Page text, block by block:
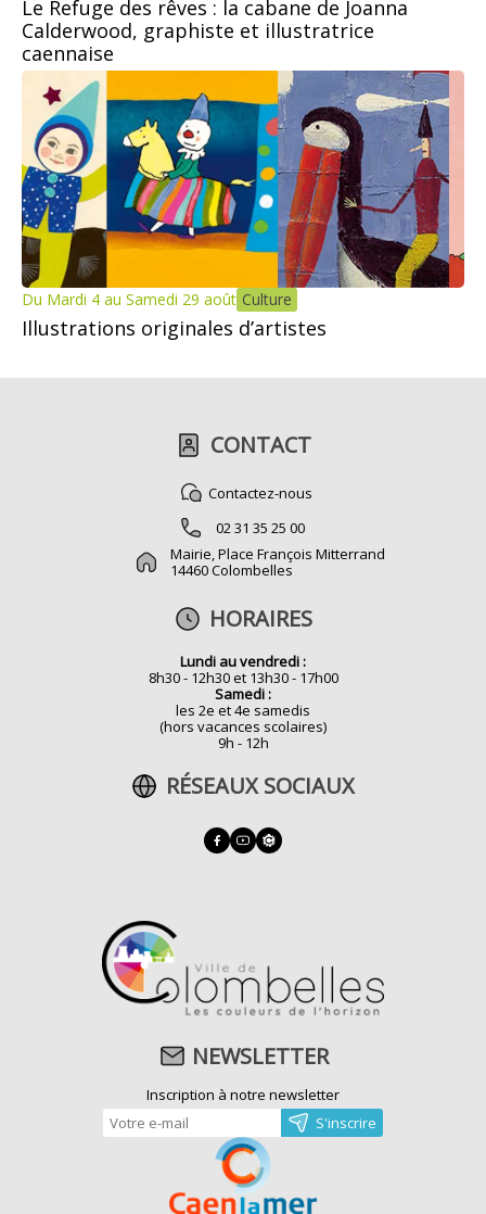
Le Refuge des rêves : la cabane de Joanna
Calderwood, graphiste et illustratrice
caennaise
Du Mardi 4 au Samedi 29 août Culture
Illustrations originales d’artistes
CONTACT
Contactez-nous
02 31 35 25 00
Mairie, Place François Mitterrand
14460 Colombelles
HORAIRES
Lundi au vendredi :
8h30 - 12h30 et 13h30 - 17h00
Samedi :
les 2e et 4e samedis
(hors vacances scolaires)
9h - 12h
RÉSEAUX SOCIAUX
NEWSLETTER
Inscription à notre newsletter